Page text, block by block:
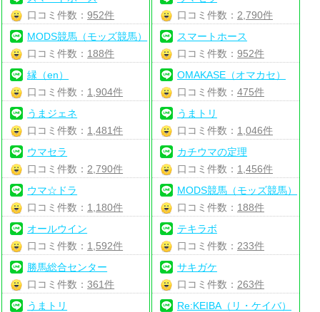
口コミ件数：952件
MODS競馬（モッズ競馬）
口コミ件数： 188件
縁（en）
口コミ件数： 1,904件
うまジェネ
口コミ件数： 1,481件
ウマセラ
口コミ件数： 2,790件
ウマ☆ドラ
口コミ件数： 1,180件
オールウイン
口コミ件数： 1,592件
勝馬総合センター
口コミ件数：361件
うまトリ
口コミ件数： 2,790件
スマートホース
口コミ件数： 952件
OMAKASE（オマカセ）
口コミ件数： 475件
うまトリ
口コミ件数： 1,046件
カチウマの定理
口コミ件数： 1,456件
MODS競馬（モッズ競馬）
口コミ件数： 188件
テキラボ
口コミ件数： 233件
サキガケ
口コミ件数： 263件
Re:KEIBA（リ・ケイバ）